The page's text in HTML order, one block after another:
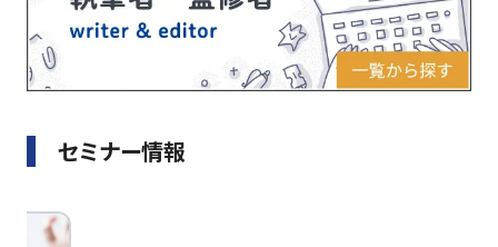
セミナー情報